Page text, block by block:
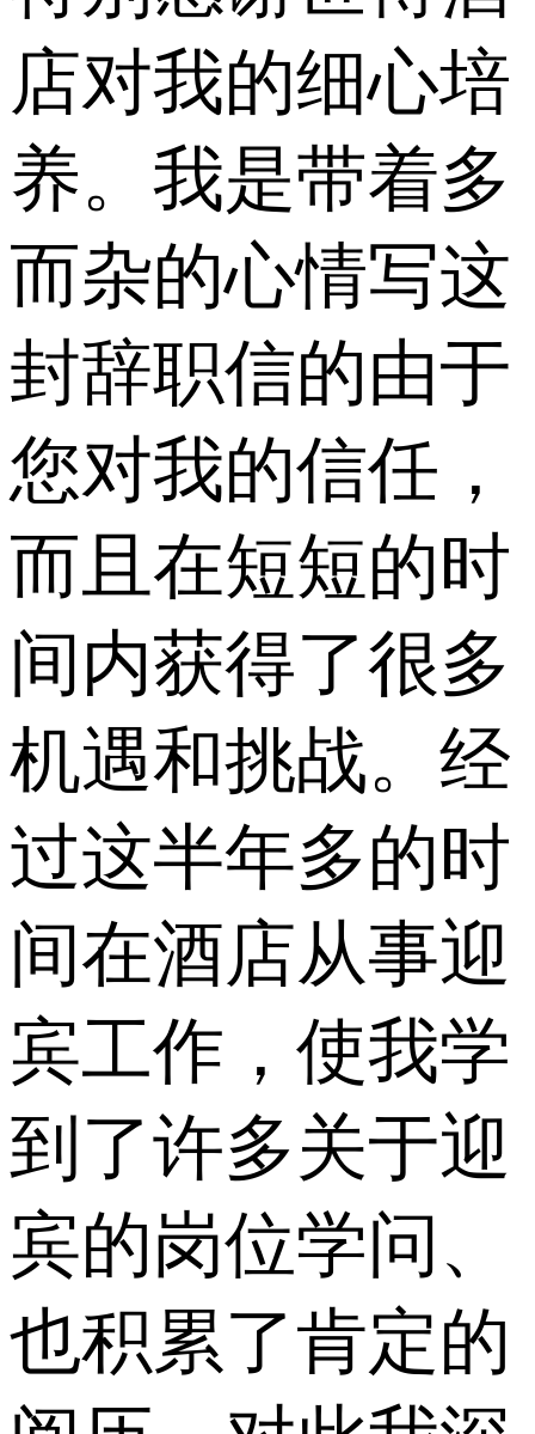
店对我的细心培
养。我是带着多
而杂的心情写这
封辞职信的由于
您对我的信任，
而且在短短的时
间内获得了很多
机遇和挑战。经
过这半年多的时
间在酒店从事迎
宾工作，使我学
到了许多关于迎
宾的岗位学问、
也积累了肯定的